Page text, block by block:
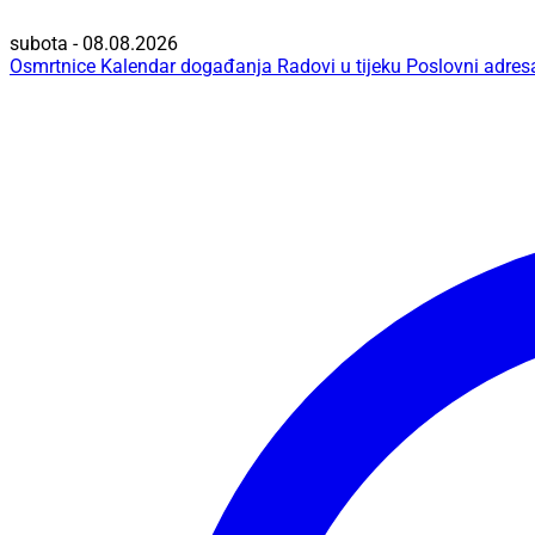
subota - 08.08.2026
Osmrtnice Kalendar događanja Radovi u tijeku Poslovni